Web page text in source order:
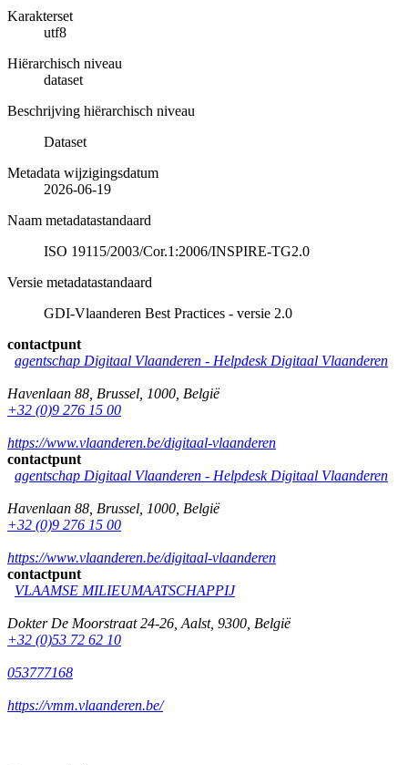
Karakterset
utf8
Hiërarchisch niveau
dataset
Beschrijving hiërarchisch niveau
Dataset
Metadata wijzigingsdatum
2026-06-19
Naam metadatastandaard
ISO 19115/2003/Cor.1:2006/INSPIRE-TG2.0
Versie metadatastandaard
GDI-Vlaanderen Best Practices - versie 2.0
contactpunt
agentschap Digitaal Vlaanderen - Helpdesk Digitaal Vlaanderen
Havenlaan 88 Brussel 1000 België
+32 (0)9 276 15 00
https://www.vlaanderen.be/digitaal-vlaanderen
contactpunt
agentschap Digitaal Vlaanderen - Helpdesk Digitaal Vlaanderen
Havenlaan 88 Brussel 1000 België
+32 (0)9 276 15 00
https://www.vlaanderen.be/digitaal-vlaanderen
contactpunt
VLAAMSE MILIEUMAATSCHAPPIJ
Dokter De Moorstraat 24-26 Aalst, 9300 België
+32 (0)53 72 62 10
053777168
https://vmm.vlaanderen.be/